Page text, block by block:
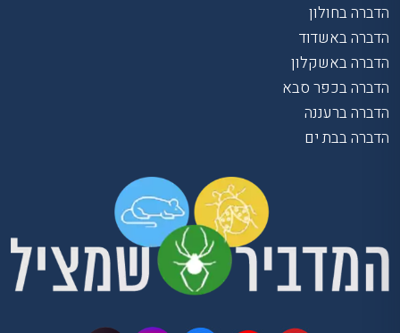
הדברה בחולון
הדברה באשדוד
הדברה באשקלון
הדברה בכפר סבא
הדברה ברעננה
הדברה בבת ים